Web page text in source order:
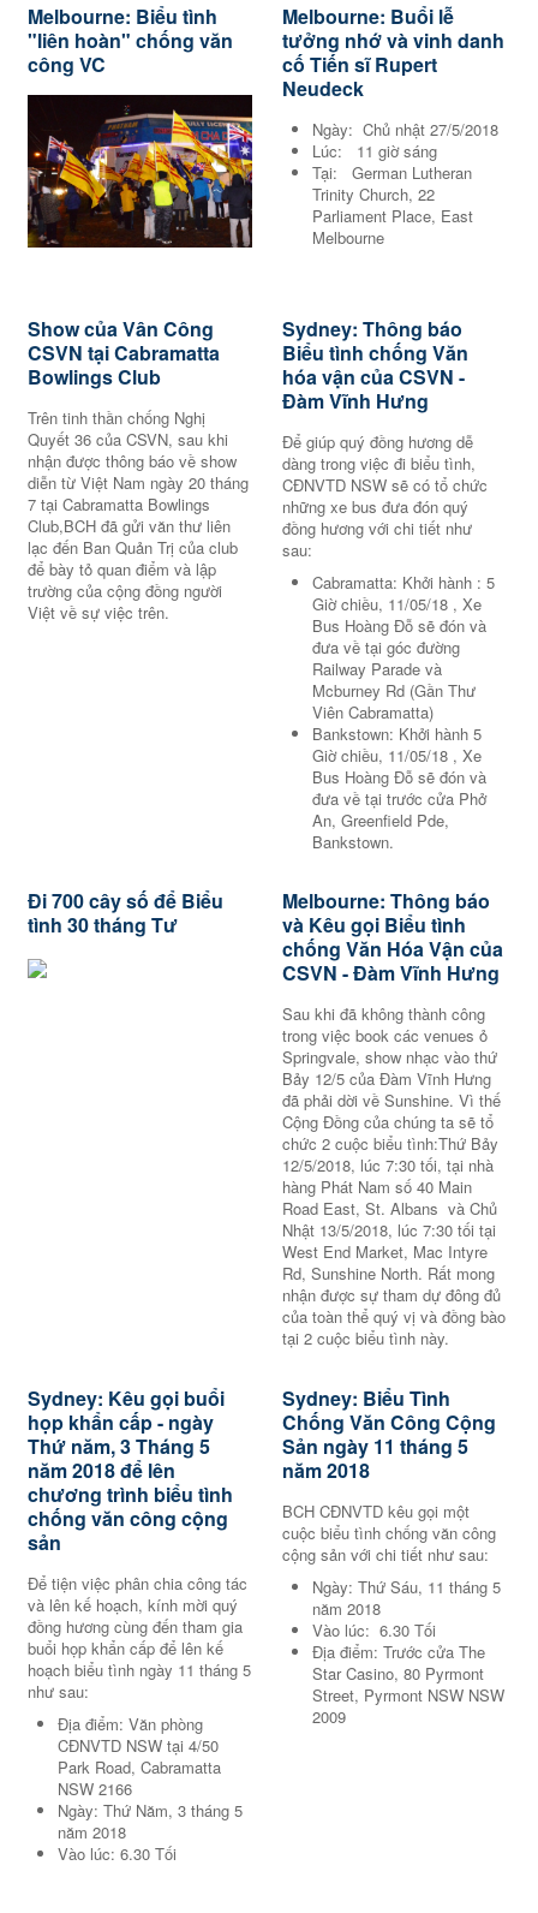
Melbourne: Biểu tình
"liên hoàn" chống văn
công VC
Melbourne: Buổi lễ
tưởng nhớ và vinh danh
cố Tiến sĩ Rupert
Neudeck
Ngày: Chủ nhật 27/5/2018
Lúc: 11 giờ sáng
Tại: German Lutheran
Trinity Church, 22
Parliament Place, East
Melbourne
Show của Vân Công
CSVN tại Cabramatta
Bowlings Club
Trên tinh thần chống Nghị
Quyết 36 của CSVN, sau khi
nhận được thông báo về show
diễn từ Việt Nam ngày 20 tháng
7 tại Cabramatta Bowlings
Club,BCH đã gửi văn thư liên
lạc đến Ban Quản Trị của club
để bày tỏ quan điểm và lập
trường của cộng đồng người
Việt về sự việc trên.
Sydney: Thông báo
Biểu tình chống Văn
hóa vận của CSVN -
Đàm Vĩnh Hưng
Để giúp quý đồng hương dễ
dàng trong việc đi biểu tình,
CĐNVTD NSW sẽ có tổ chức
những xe bus đưa đón quý
đồng hương với chi tiết như
sau:
Cabramatta: Khởi hành : 5
Giờ chiều, 11/05/18 , Xe
Bus Hoàng Đỗ sẽ đón và
đưa về tại góc đường
Railway Parade và
Mcburney Rd (Gần Thư
Viên Cabramatta)
Bankstown: Khởi hành 5
Giờ chiều, 11/05/18 , Xe
Bus Hoàng Đỗ sẽ đón và
đưa về tại trước cửa Phở
An, Greenfield Pde,
Bankstown.
Đi 700 cây số để Biểu
tình 30 tháng Tư
Melbourne: Thông báo
và Kêu gọi Biểu tình
chống Văn Hóa Vận của
CSVN - Đàm Vĩnh Hưng
Sau khi đã không thành công
trong việc book các venues ỏ
Springvale, show nhạc vào thứ
Bảy 12/5 của Đàm Vĩnh Hưng
đã phải dời về Sunshine. Vì thế
Cộng Đồng của chúng ta sẽ tổ
chức 2 cuộc biểu tình:Thứ Bảy
12/5/2018, lúc 7:30 tối, tại nhà
hàng Phát Nam số 40 Main
Road East, St. Albans và Chủ
Nhật 13/5/2018, lúc 7:30 tối tại
West End Market, Mac Intyre
Rd, Sunshine North. Rất mong
nhận được sự tham dự đông đủ
của toàn thể quý vị và đồng bào
tại 2 cuộc biểu tình này.
Sydney: Kêu gọi buổi
họp khẩn cấp - ngày
Thứ năm, 3 Tháng 5
năm 2018 để lên
chương trình biểu tình
chống văn công cộng
sản
Để tiện việc phân chia công tác
và lên kế hoạch, kính mời quý
đồng hương cùng đến tham gia
buổi họp khẩn cấp để lên kế
hoạch biểu tình ngày 11 tháng 5
như sau:
Địa điểm: Văn phòng
CĐNVTD NSW tại 4/50
Park Road, Cabramatta
NSW 2166
Ngày: Thứ Năm, 3 tháng 5
năm 2018
Vào lúc: 6.30 Tối
Sydney: Biểu Tình
Chống Văn Công Cộng
Sản ngày 11 tháng 5
năm 2018
BCH CĐNVTD kêu gọi một
cuộc biểu tình chống văn công
cộng sản với chi tiết như sau:
Ngày: Thứ Sáu, 11 tháng 5
năm 2018
Vào lúc: 6.30 Tối
Địa điểm: Trước cửa The
Star Casino, 80 Pyrmont
Street, Pyrmont NSW NSW
2009